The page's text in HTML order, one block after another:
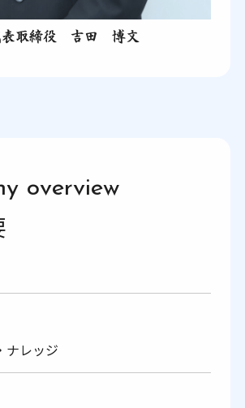
表取締役 吉田 博文
overview
ナレッジ